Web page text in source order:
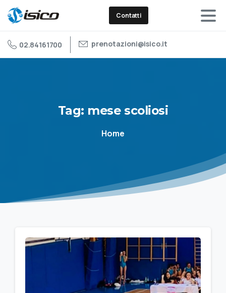
Contatti
02.84161700 prenotazioni@isico.it
Tag: mese scoliosi
Home